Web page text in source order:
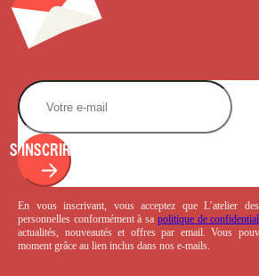
S'INSCRIRE
En vous inscrivant, vous acceptez que L’atelier
personnelles conformément à sa politique de
actualités, nouveautés et offres par email. Vous
moment grâce au lien inclus dans nos e-mails.